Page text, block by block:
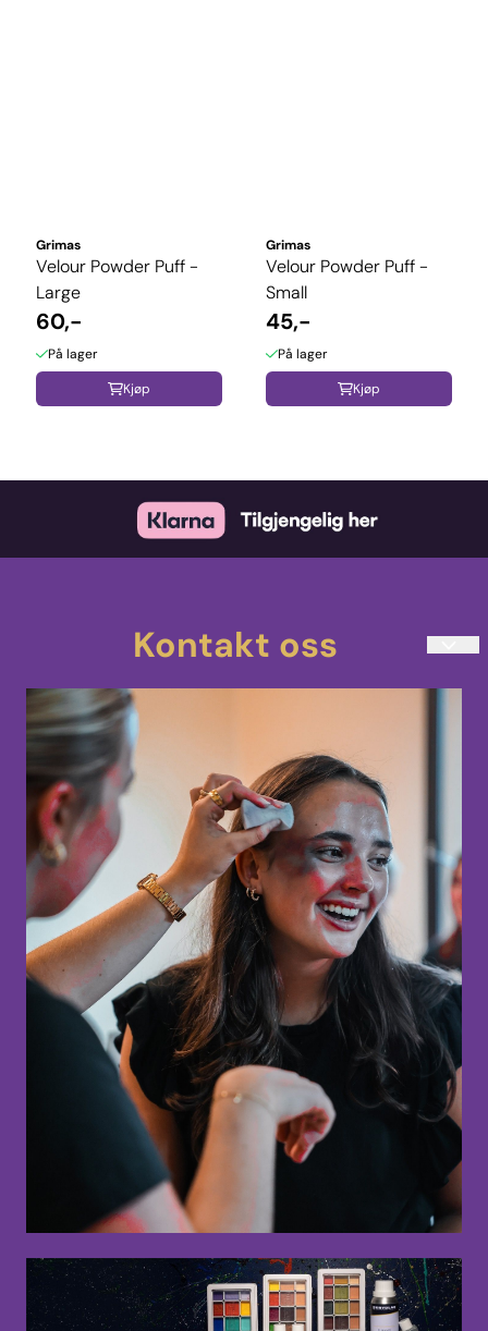
Grimas
Velour Powder Puff -
Large
60,-
På lager
Kjøp
Grimas
Velour Powder Puff -
Small
45,-
På lager
Kjøp
Kontakt oss
Mandag-Torsdag 10:00-14:00
Uranienborgveien 4
3217 Sandefjord
Norge